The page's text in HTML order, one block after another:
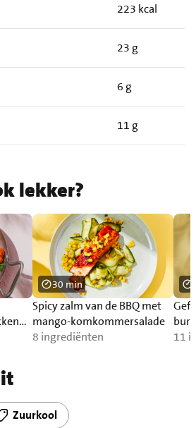
223 kcal
23 g
6 g
11 g
lekker?
Spicy zalm van de BBQ met
mango-komkommersalade
8 ingrediënten
30 min
11
Zuurkool